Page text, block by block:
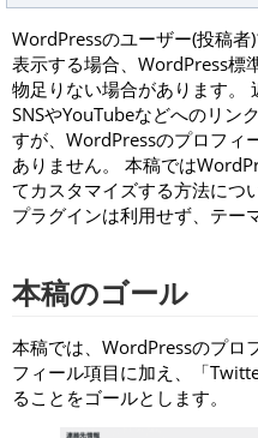
WordPressのユーザー(投稿者
表示する場合、WordPress標
物足りない場合があります。
SNSやYouTubeなどへのリン
すが、WordPressのプロフィ
ありません。 本稿では
てカスタマイズする方法につ
プラグインは利用せず、テー
本稿のゴール
本稿では、WordPressのプロ
フィール項目に加え、「
ることをゴールとします。